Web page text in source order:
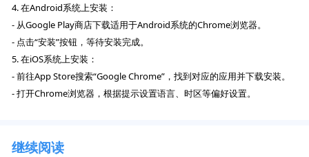
4. 在Android系统上安装：
- 从Google Play商店下载适用于Android系统的Chrome浏览器。
- 点击“安装”按钮，等待安装完成。
5. 在iOS系统上安装：
- 前往App Store搜索“Google Chrome”，找到对应的应用并下载安装。
- 打开Chrome浏览器，根据提示设置语言、时区等偏好设置。
继续阅读